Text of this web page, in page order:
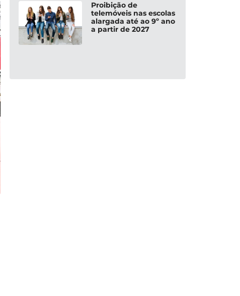
Proibição de
telemóveis nas escolas
alargada até ao 9º ano
a partir de 2027